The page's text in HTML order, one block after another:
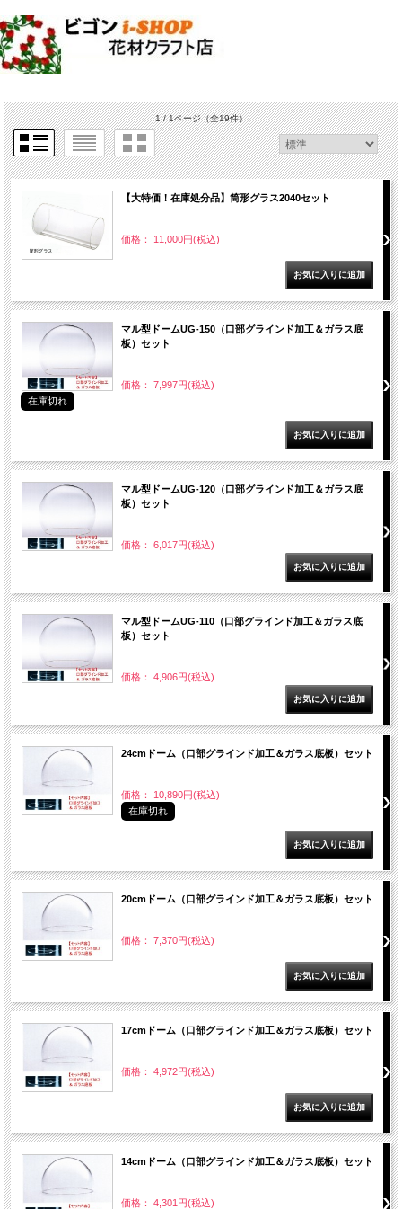
1 / 1ページ（全19件）
【大特価！在庫処分品】筒形グラス2040セット
価格： 11,000円(税込)
マル型ドームUG-150（口部グラインド加工＆ガラス底
板）セット
価格： 7,997円(税込)
在庫切れ
マル型ドームUG-120（口部グラインド加工＆ガラス底
板）セット
価格： 6,017円(税込)
マル型ドームUG-110（口部グラインド加工＆ガラス底
板）セット
価格： 4,906円(税込)
24cmドーム（口部グラインド加工＆ガラス底板）セット
価格： 10,890円(税込)
在庫切れ
20cmドーム（口部グラインド加工＆ガラス底板）セット
価格： 7,370円(税込)
17cmドーム（口部グラインド加工＆ガラス底板）セット
価格： 4,972円(税込)
14cmドーム（口部グラインド加工＆ガラス底板）セット
価格： 4,301円(税込)